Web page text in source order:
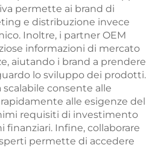
permette ai brand di
e distribuzione invece
Inoltre, i partner OEM
informazioni di mercato
aiutando i brand a prendere
lo sviluppo dei prodotti.
consente alle
alle esigenze del
requisiti di investimento
finanziari. Infine, collaborare
permette di accedere